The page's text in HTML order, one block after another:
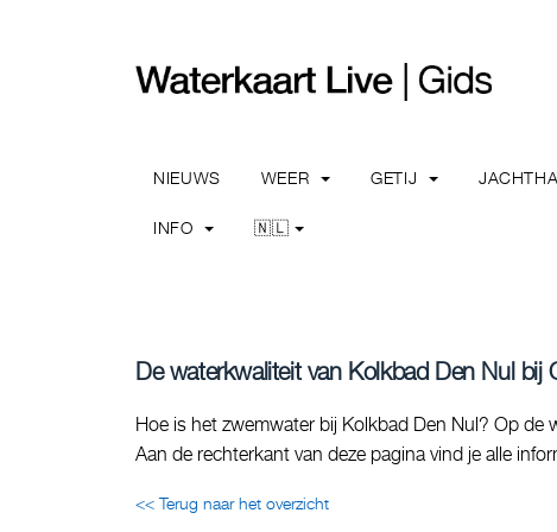
NIEUWS WEER GETIJ
INFO 🇳🇱
De waterkwaliteit van Kolkbad Den Nul bij
Hoe is het zwemwater bij Kolkbad Den Nul? Op de
Aan de rechterkant van deze pagina vind je alle
<< Terug naar het overzicht